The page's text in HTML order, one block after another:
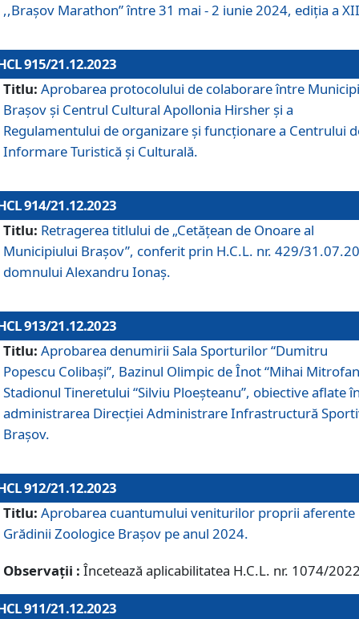
,,Brașov Marathon” între 31 mai - 2 iunie 2024, ediția a
915/21.12.2023
Titlu: Aprobarea protocolului de colaborare între
Brașov și Centrul Cultural Apollonia Hirsher și a
Regulamentului de organizare și funcționare a Centrului
Informare Turistică și Culturală.
914/21.12.2023
Titlu: Retragerea titlului de „Cetățean de Onoare al
Municipiului Brașov”, conferit prin H.C.L. nr. 429/
domnului Alexandru Ionaș.
913/21.12.2023
Titlu: Aprobarea denumirii Sala Sporturilor “Dumitru
Popescu Colibași”, Bazinul Olimpic de Înot “Mihai
Stadionul Tineretului “Silviu Ploeșteanu”, obiective aflate
administrarea Direcției Administrare Infrastructură
Brașov.
912/21.12.2023
Titlu: Aprobarea cuantumului veniturilor proprii aferente
Grădinii Zoologice Braşov pe anul 2024.
Observații : Încetează aplicabilitatea H.C.L. nr. 1074/
911/21.12.2023